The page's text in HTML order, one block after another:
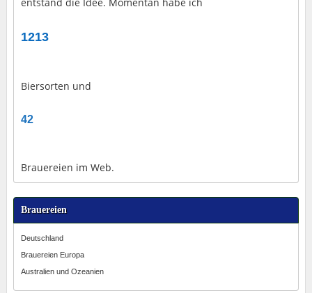
1213
Biersorten und
42
Brauereien im Web.
Brauereien
Deutschland
Brauereien Europa
Australien und Ozeanien